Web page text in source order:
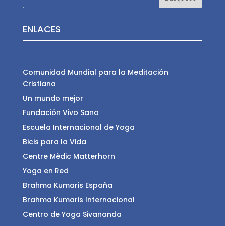
ENLACES
Comunidad Mundial para la Meditación
Cristiana
Un mundo mejor
Fundación Vivo Sano
Escuela Internacional de Yoga
Bicis para la Vida
Centre Mèdic Matterhorn
Yoga en Red
Brahma Kumaris España
Brahma Kumaris Internacional
Centro de Yoga Sivananda